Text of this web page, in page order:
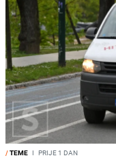
/TEME I PRIJE 1 DAN